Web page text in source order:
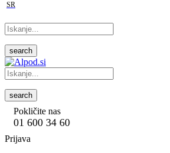
SR
search
search
Pokličite nas
01 600 34 60
Prijava